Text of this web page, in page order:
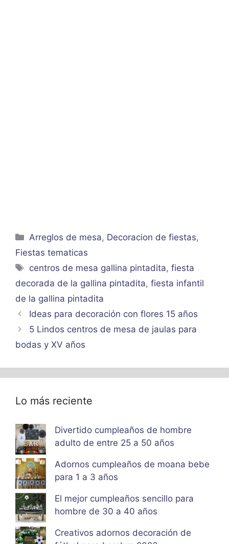
Categorías
Arreglos de mesa, Decoracion de fiestas,
Fiestas tematicas
Etiquetas
centros de mesa gallina pintadita,fiesta
decorada de la gallina pintadita, fiesta infantil
de la gallina pintadita
Ideas para decoración con flores 15 años
5 Lindos centros de mesa de jaulas para
bodas y XV años
Lo más reciente
Divertido cumpleaños de hombre
adulto de entre 25 a 50 años
Adornos cumpleaños de moana bebe
para 1 a 3 años
El mejor cumpleaños sencillo para
hombre de 30 a 40 años
Creativos adornos decoración de